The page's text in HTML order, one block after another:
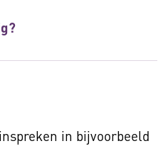
in bijvoorbeeld